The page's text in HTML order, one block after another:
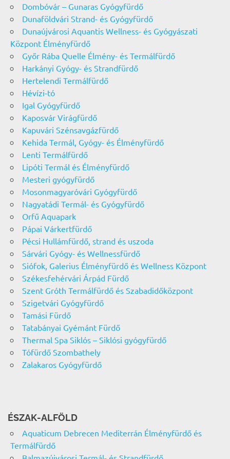
Dombóvár – Gunaras Gyógyfürdő
Dunaföldvári Strand- és Gyógyfürdő
Dunaújvárosi Aquantis Wellness- és Gyógyászati
Központ Élményfürdő
Győr Rába Quelle Élmény- és Termálfürdő
Harkányi Gyógy- és Strandfürdő
Hertelendi Termálfürdő
Hévízi-tó
Igal Gyógyfürdő
Kaposvár Virágfürdő
Kapuvári Szénsavgázfürdő
Kehida Termál, Gyógy- és Élményfürdő
Lenti Termálfürdő
Lipóti Termál és Élményfürdő
Mesteri gyógyfürdő
Mosonmagyaróvári Gyógyfürdő
Nagyatádi Termál- és Gyógyfürdő
Orfű Aquapark
Pápai Várkertfürdő
Pécsi Hullámfürdő, strand és uszoda
Sárvári Gyógy- és Wellnessfürdő
Siófok, Galerius Élményfürdő és Wellness Központ
Székesfehérvári Árpád Fürdő
Szent Gróth Termálfürdő és Szabadidőközpont
Szigetvári Gyógyfürdő
Tamási Fürdő
Tatabányai Gyémánt Fürdő
Thermal Spa Siklós – Siklósi gyógyfürdő
Tófürdő Szombathely
Zalakaros Gyógyfürdő
ÉSZAK-ALFÖLD
Aquaticum Debrecen Mediterrán Élményfürdő és
Termálfürdő